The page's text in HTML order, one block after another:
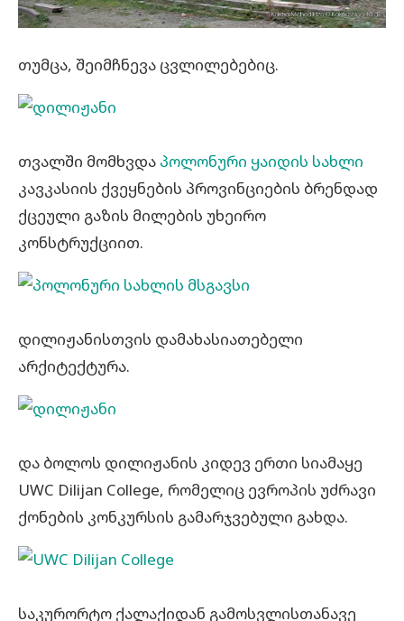
თუმცა, შეიმჩნევა ცვლილებებიც.
თვალში მომხვდა პოლონური ყაიდის სახლი
კავკასიის ქვეყნების პროვინციების ბრენდად
ქცეული გაზის მილების უხეირო
კონსტრუქციით.
დილიჟანისთვის დამახასიათებელი
არქიტექტურა.
და ბოლოს დილიჟანის კიდევ ერთი სიამაყე
UWC Dilijan College, რომელიც ევროპის უძრავი
ქონების კონკურსის გამარჯვებული გახდა.
საკურორტო ქალაქიდან გამოსვლისთანავე